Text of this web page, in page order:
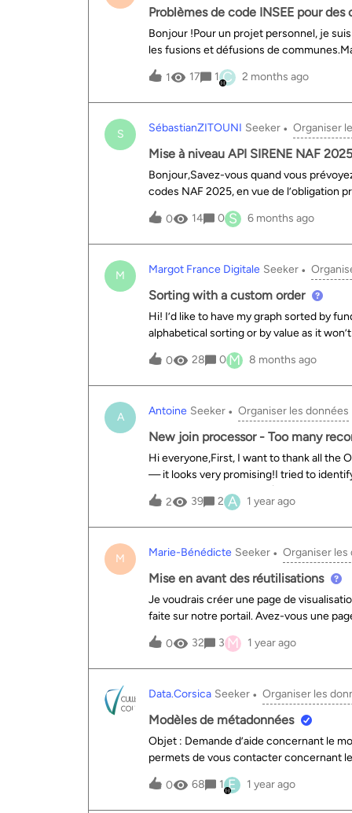
et vous le ressentez tellement mais que
Capitan à chaque rejeu de vos
et, Python étant mon ami, j’ai
DataIA/Cat.DeDupeX) très simple à
Problèmes de code INSEE pour
Bonjour !Pour un projet personnel, je
les fusions et défusions de
problème, concernant Neussargues-
Pinatelle » de code INSEE 15141 a
plein exercice de « Neussargues-
pour codes INSEE respectifs 15141,
référentiel des communes, pour ce qui
:https://public.opendatasoft.com/
effet, si le code commune est bien noté
1 17 1 C 2 months ago
S SébastianZITOUNI Seeker Organiser
Mise à niveau API SIRENE NAF 2025
Bonjour,Savez-vous quand vous
codes NAF 2025, en vue de l’obligation
0 14 0 S 6 months ago
M Margot France Digitale Seeker
Sorting with a custom order
Hi! I’d like to have my graph sorted by
alphabetical sorting or by value as it
display="false" single-y-axis="false"
month="true"&gt; &lt;ods-chart-query
sort="serie1-1" reverse-
&lt;/ods-chart-serie&gt; &lt;/ods-
0 28 0M 8 months ago
A Antoine Seeker Organiser les données
New join processor - Too many
Hi everyone,First, I want to thank all the
— it looks very promising!I tried to
using the Sirene dataset (https://
sirene-v3). Unfortunately, I’m unable to
too many companies. For instance, I get
companies at that address. Obviously, I
exact same address.What can I do to
2 39 2 A 1 year ago
M Marie-Bénédicte Seeker Organiser les
Mise en avant des réutilisations
Je voudrais créer une page de
faite sur notre portail. Avez-vous une
disponibles dans un jeu de données
0
32 3 M 1 year ago
Data.Corsica Seeker Organiser les
Modèles de métadonnées
Objet : Demande d’aide concernant le
permets de vous contacter concernant
suivi les recommandations en utilisant
personnalisé.J’ai ajouté un champ
correctement dans l’onglet
0 68 1 E 1 year ago